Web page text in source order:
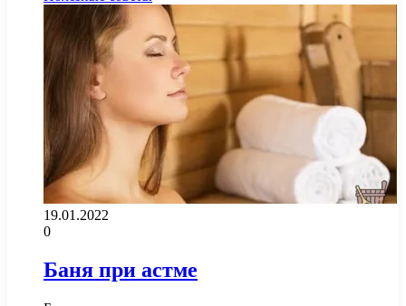
19.01.2022
0
Баня при астме